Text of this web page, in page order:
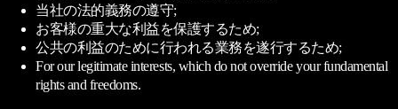
当社の法的義務の遵守;
お客様の重大な利益を保護するため;
公共の利益のために行われる業務を遂行するため;
For our legitimate interests, which do not override your fundamental
rights and freedoms.